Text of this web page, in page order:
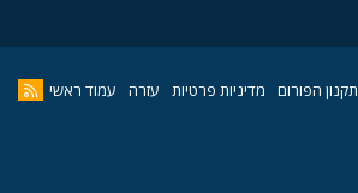
תקנון הפורום מדיניות פרטיות עזרה עמוד ראשי